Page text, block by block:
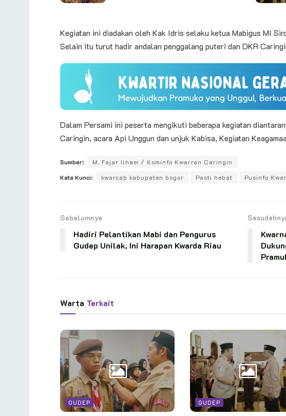
Kegiatan ini diadakan oleh Kak Idris selaku ketua Mabigus MI
Selain itu turut hadir andalan penggalang puteri dan DKR
Dalam Persami ini peserta mengikuti beberapa kegiatan
Caringin, acara Api Unggun dan unjuk Kabisa, Kegiatan
Sumber:
M. Fajar Ilham / Kominfo Kwarran Caringin
Kata Kunci:
kwarcab kabupaten bogor Pasti hebat Pusinfo
Sebelumnya
Hadiri Pelantikan Mabi dan Pengurus
Gudep Unilak, Ini Harapan Kwarda Riau
Warta Terkait
GUDEP GUDEP